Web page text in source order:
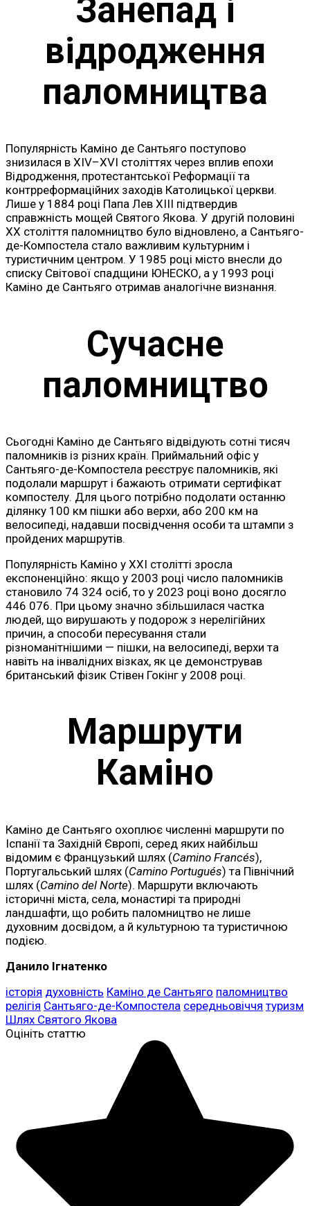
Занепад і
відродження
паломництва
Популярність Каміно де Сантьяго поступово
знизилася в XIV–XVI століттях через вплив епохи
Відродження, протестантської Реформації та
контрреформаційних заходів Католицької церкви.
Лише у 1884 році Папа Лев XIII підтвердив
справжність мощей Святого Якова. У другій половині
XX століття паломництво було відновлено, а Сантьяго-
де-Компостела стало важливим культурним і
туристичним центром. У 1985 році місто внесли до
списку Світової спадщини ЮНЕСКО, а у 1993 році
Каміно де Сантьяго отримав аналогічне визнання.
Сучасне
паломництво
Сьогодні Каміно де Сантьяго відвідують сотні тисяч
паломників із різних країн. Приймальний офіс у
Сантьяго-де-Компостела реєструє паломників, які
подолали маршрут і бажають отримати сертифікат
компостелу. Для цього потрібно подолати останню
ділянку 100 км пішки або верхи, або 200 км на
велосипеді, надавши посвідчення особи та штампи з
пройдених маршрутів.
Популярність Каміно у XXI столітті зросла
експоненційно: якщо у 2003 році число паломників
становило 74 324 осіб, то у 2023 році воно досягло
446 076. При цьому значно збільшилася частка
людей, що вирушають у подорож з нерелігійних
причин, а способи пересування стали
різноманітнішими — пішки, на велосипеді, верхи та
навіть на інвалідних візках, як це демонстрував
британський фізик Стівен Гокінг у 2008 році.
Маршрути
Каміно
Каміно де Сантьяго охоплює численні маршрути по
Іспанії та Західній Європі, серед яких найбільш
відомим є Французький шлях (Camino Francés),
Португальський шлях (Camino Portugués) та Північний
шлях (Camino del Norte). Маршрути включають
історичні міста, села, монастирі та природні
ландшафти, що робить паломництво не лише
духовним досвідом, а й культурною та туристичною
подією.
Данило Ігнатенко
історія духовність Каміно де Сантьяго паломництво
релігія Сантьяго-де-Компостела середньовіччя туризм
Шлях Святого Якова
Оцініть статтю